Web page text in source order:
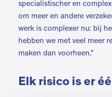
specialistischer en
om meer en andere
werk is complexer nu: bij
hebben we met veel meer
maken dan voorheen.”
Elk risico is er